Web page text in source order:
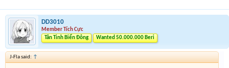
nhé . Tổng 6 slot trúng cho event cuối cùng của năm
DD3010
Member Tích Cực
Tân Tinh Biển Đông
Wanted 50.000.000 Beri
J-Fla said: ↑